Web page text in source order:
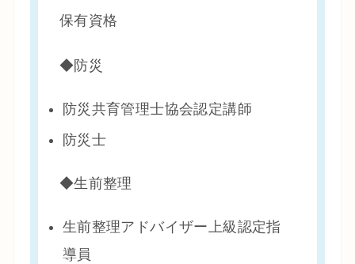
保有資格
◆防災
防災共育管理士協会認定講師
防災士
◆生前整理
生前整理アドバイザー上級認定指
導員